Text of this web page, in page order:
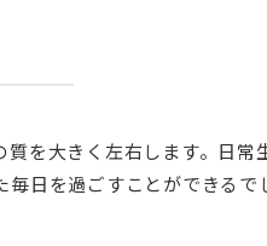
を大きく左右します。日常
日を過ごすことができるで